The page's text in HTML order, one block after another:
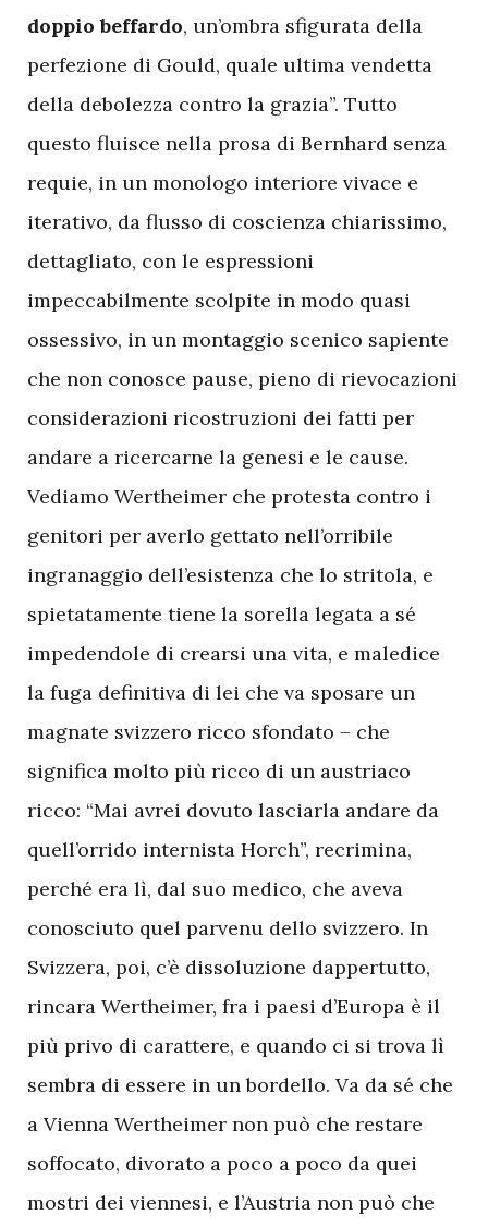
doppio beffardo, un’ombra sfigurata della
perfezione di Gould, quale ultima vendetta
della debolezza contro la grazia”. Tutto
questo fluisce nella prosa di Bernhard senza
requie, in un monologo interiore vivace e
iterativo, da flusso di coscienza chiarissimo,
dettagliato, con le espressioni
impeccabilmente scolpite in modo quasi
ossessivo, in un montaggio scenico sapiente
che non conosce pause, pieno di rievocazioni
considerazioni ricostruzioni dei fatti per
andare a ricercarne la genesi e le cause.
Vediamo Wertheimer che protesta contro i
genitori per averlo gettato nell’orribile
ingranaggio dell’esistenza che lo stritola, e
spietatamente tiene la sorella legata a sé
impedendole di crearsi una vita, e maledice
la fuga definitiva di lei che va sposare un
magnate svizzero ricco sfondato – che
significa molto più ricco di un austriaco
ricco: “Mai avrei dovuto lasciarla andare da
quell’orrido internista Horch”, recrimina,
perché era lì, dal suo medico, che aveva
conosciuto quel parvenu dello svizzero. In
Svizzera, poi, c’è dissoluzione dappertutto,
rincara Wertheimer, fra i paesi d’Europa è il
più privo di carattere, e quando ci si trova lì
sembra di essere in un bordello. Va da sé che
a Vienna Wertheimer non può che restare
soffocato, divorato a poco a poco da quei
mostri dei viennesi, e l’Austria non può che